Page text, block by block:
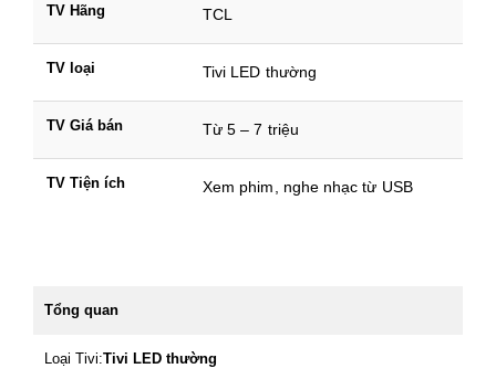
TV Hãng TCL
TV loại Tivi LED thường
TV Giá bán Từ 5 – 7 triệu
TV Tiện ích Xem phim, nghe nhạc từ USB
Tổng quan
Loại Tivi:Tivi LED thường